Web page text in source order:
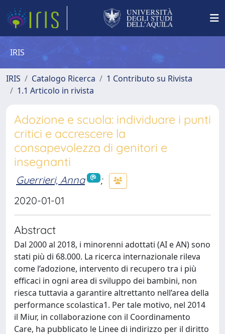
IRIS
IRIS Catalogo Ricerca
1 Contributo su Rivista
1.1 Articolo in rivista
Adozione e scuola: individuare i punti
critici e accrescere la
consapevolezza di genitori e
insegnanti
Guerrieri, Anna
;
2020-01-01
Abstract
Dal 2000 al 2018, i minorenni adottati (AI e AN) sono
stati più di 68.000. La ricerca internazionale rileva
come l’adozione, intervento di recupero tra i più
efficaci in ogni area di sviluppo dei bambini, non
riesca tuttavia a garantire altrettanto nell’area della
performance scolastica1. Per tale motivo, nel 2014
il Miur, in collaborazione con il Coordinamento
Care, ha pubblicato le Linee di indirizzo per il diritto